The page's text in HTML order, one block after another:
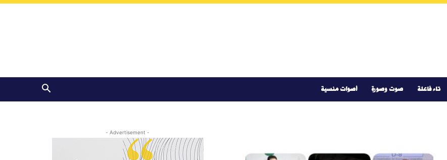
تاء فاعلة صوت وصورة أصوات منسية
- Advertisement -